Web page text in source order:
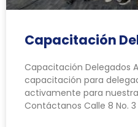
Capacitación
Capacitación Delegados
capacitación para
activamente para
Contáctanos Calle 8 No. 3